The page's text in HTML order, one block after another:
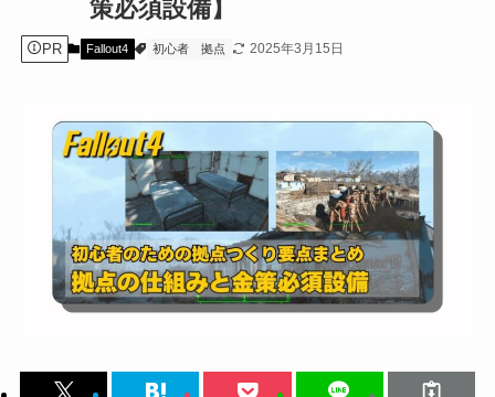
策必須設備】
PR Fallout4 初心者 拠点 2025年3月15日